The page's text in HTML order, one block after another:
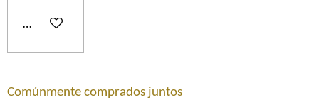
Añadir al carrito
Comúnmente comprados juntos